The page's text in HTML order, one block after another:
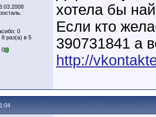
0
8 раз(а) в 5
0
хотела бы
Если кто
390731841 а
http://